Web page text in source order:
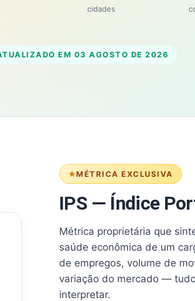
cidades
EM 03 AGOSTO DE 2026
MÉTRICA EXCLUSIVA
IPS — Índice
Métrica proprietária que
saúde econômica de um
de empregos, volume de
variação do mercado —
interpretar.